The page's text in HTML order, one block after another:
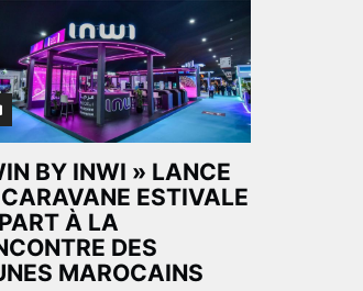
BY INWI » LANCE
ESTIVALE
À LA
DES
MAROCAINS